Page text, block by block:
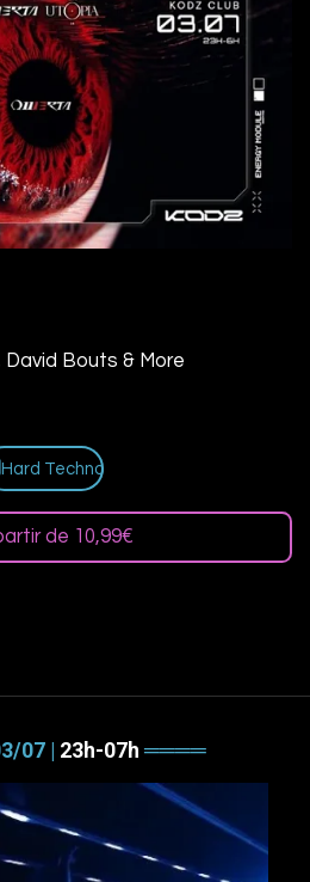
David Bouts & More
Hard Techno
de 10,99€
07 | 23h-07h ════